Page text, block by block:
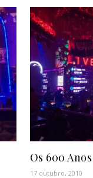
Os 600 Anos
17 outubro, 2010